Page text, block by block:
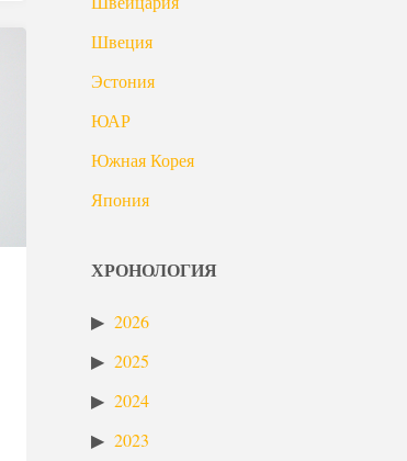
Швеция
Эстония
ЮАР
Южная Корея
Япония
ХРОНОЛОГИЯ
2026
2025
2024
2023